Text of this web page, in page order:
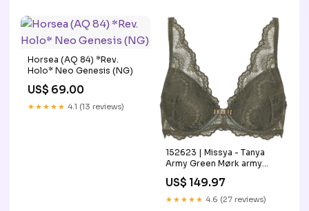
Horsea (AQ 84) *Rev.
Holo* Neo Genesis (NG)
US$ 69.00
★★★★★ 4.1 (13 reviews)
152623 | Missya - Tanya
Army Green Mørk army
Størrelse:70D
US$ 149.97
★★★★★ 4.6 (27 reviews)